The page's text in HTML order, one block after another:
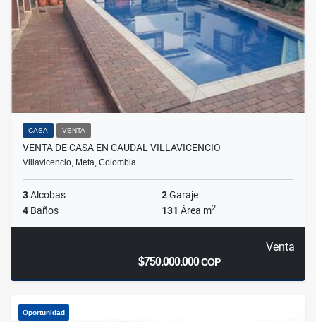
CASA VENTA
VENTA DE CASA EN CAUDAL VILLAVICENCIO
Villavicencio, Meta, Colombia
3Alcobas 2Garaje
4 Baños 131 Área m2
Venta
$750.000.000COP
Oportunidad